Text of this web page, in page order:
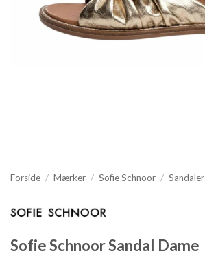
Forside / Mærker / Sofie Schnoor / Sandaler
Sofie Schnoor Sandal Dame